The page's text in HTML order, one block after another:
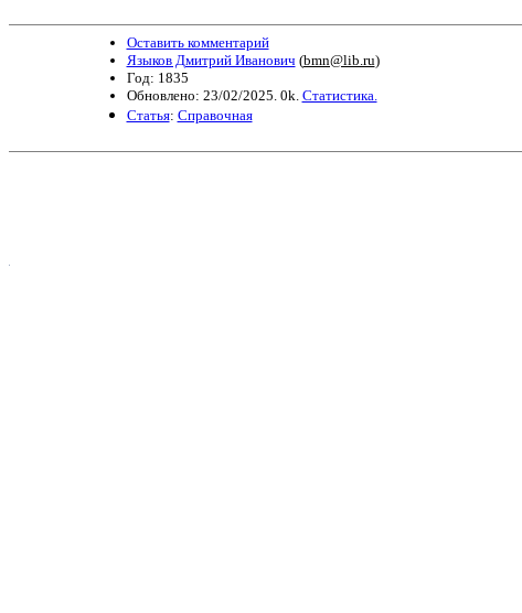
Оставить комментарий
Языков Дмитрий Иванович (bmn@lib.ru)
Год: 1835
Обновлено: 23/02/2025. 0k. Статистика.
Статья: Справочная